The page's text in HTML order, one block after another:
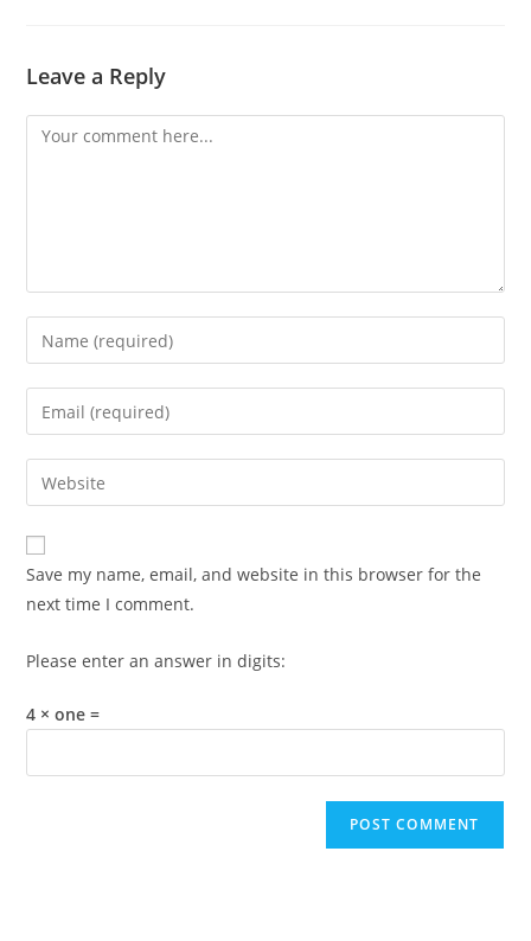
Leave a Reply
Comment
Enter
your
name
comment
Enter
your
email
address
comment
Enter
your
website
URL
(optional)
Save my name, email, and website in this browser for the
next time I comment.
Please enter an answer in digits:
4 × one =